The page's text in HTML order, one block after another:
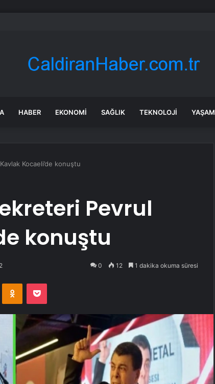
efsanevi satranççıya cumhurbaşkanlığı teklifi
HABER EKONOMI SAĞLIK TEKNOLOJI YAŞAM
Kocaeli’de konuştu
Pevrul
konuştu
0 12 1 dakika okuma süresi
Odnoklassniki
Pocket